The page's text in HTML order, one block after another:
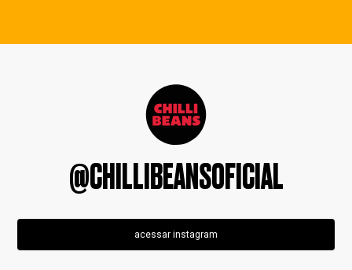
@CHILLIBEANSOFICIAL
acessar instagram